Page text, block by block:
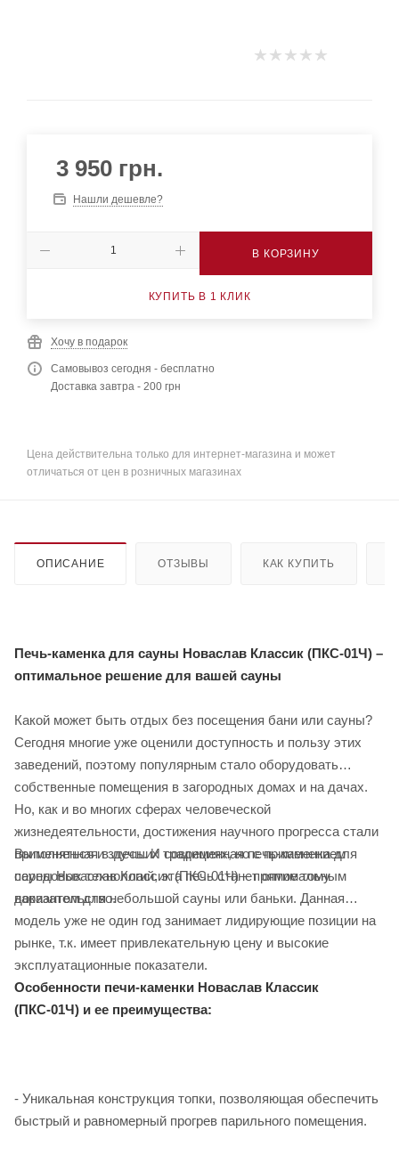
3 950 грн.
Нашли дешевле?
В КОРЗИНУ
КУПИТЬ В 1 КЛИК
Хочу в подарок
Самовывоз сегодня - бесплатно
Доставка завтра - 200 грн
Цена действительна только для интернет-магазина и может
отличаться от цен в розничных магазинах
ОПИСАНИЕ ОТЗЫВЫ КАК КУПИТЬ
Печь-каменка для сауны Новаслав Классик (ПКС-01Ч) –
оптимальное решение для вашей сауны
Какой может быть отдых без посещения бани или сауны?
Сегодня многие уже оценили доступность и пользу этих
заведений, поэтому популярным стало оборудовать
собственные помещения в загородных домах и на дачах.
Но, как и во многих сферах человеческой
жизнедеятельности, достижения научного прогресса стали
применяться и здесь. И современная печь-каменка для
сауны Новаслав Классик (ПКС-01Ч) – прямое тому
доказательство.
Выполненная в лучших традициях, но с применением
передовых технологий, эта печь станет оптимальным
вариантом для небольшой сауны или баньки. Данная
модель уже не один год занимает лидирующие позиции на
рынке, т.к. имеет привлекательную цену и высокие
эксплуатационные показатели.
Особенности печи-каменки Новаслав Классик
(ПКС-01Ч) и ее преимущества:
- Уникальная конструкция топки, позволяющая обеспечить
быстрый и равномерный прогрев парильного помещения.